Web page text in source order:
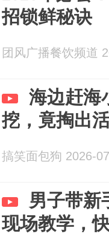
招锁鲜秘诀
团风广播餐饮频道
海边赶海
挖，竟掏出
搞笑面包狗 2026-
男子带新
现场教学，